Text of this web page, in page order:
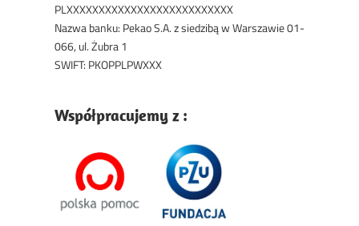
PLXXXXXXXXXXXXXXXXXXXXXXXXXX
Nazwa banku: Pekao S.A. z siedzibą w Warszawie 01-
066, ul. Żubra 1
SWIFT: PKOPPLPWXXX
Współpracujemy z :